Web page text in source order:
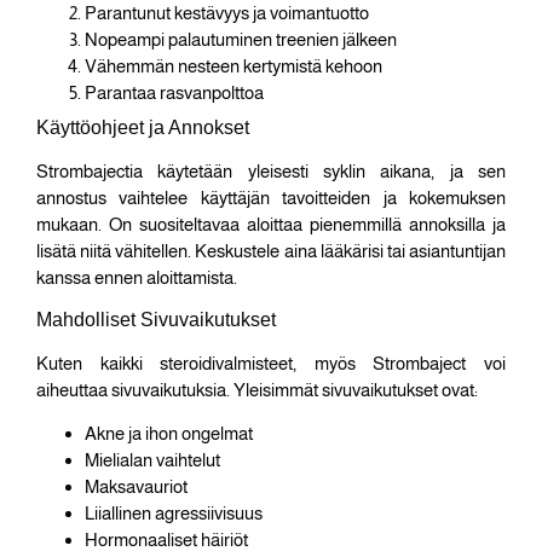
Parantunut kestävyys ja voimantuotto
Nopeampi palautuminen treenien jälkeen
Vähemmän nesteen kertymistä kehoon
Parantaa rasvanpolttoa
Käyttöohjeet ja Annokset
Strombajectia käytetään yleisesti syklin aikana, ja sen
annostus vaihtelee käyttäjän tavoitteiden ja kokemuksen
mukaan. On suositeltavaa aloittaa pienemmillä annoksilla ja
lisätä niitä vähitellen. Keskustele aina lääkärisi tai asiantuntijan
kanssa ennen aloittamista.
Mahdolliset Sivuvaikutukset
Kuten kaikki steroidivalmisteet, myös Strombaject voi
aiheuttaa sivuvaikutuksia. Yleisimmät sivuvaikutukset ovat:
Akne ja ihon ongelmat
Mielialan vaihtelut
Maksavauriot
Liiallinen agressiivisuus
Hormonaaliset häiriöt